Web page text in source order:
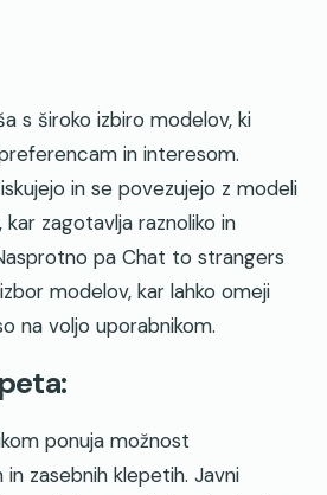
s široko izbiro modelov, ki
in interesom.
in se povezujejo z modeli
zagotavlja raznoliko in
pa Chat to strangers
modelov, kar lahko omeji
na voljo uporabnikom.
ponuja možnost
zasebnih klepetih. Javni